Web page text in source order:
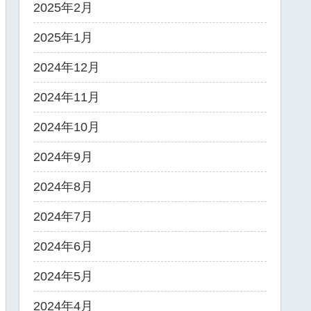
2025年2月
2025年1月
2024年12月
2024年11月
2024年10月
2024年9月
2024年8月
2024年7月
2024年6月
2024年5月
2024年4月